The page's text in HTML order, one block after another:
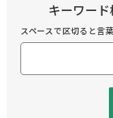
キーワード
スペースで区切ると言